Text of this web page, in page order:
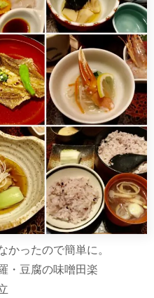
かったので簡単に。
・豆腐の味噌田楽